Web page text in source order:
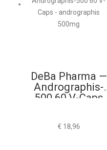
DeBa Pharma —
Andrographis-
500 60 V-Caps
€ 18,96